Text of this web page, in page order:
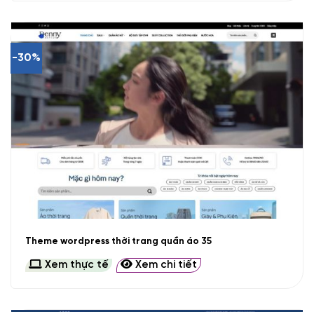
-30%
Theme wordpress thời trang quần áo 35
Xem thực tế Xem chi tiết